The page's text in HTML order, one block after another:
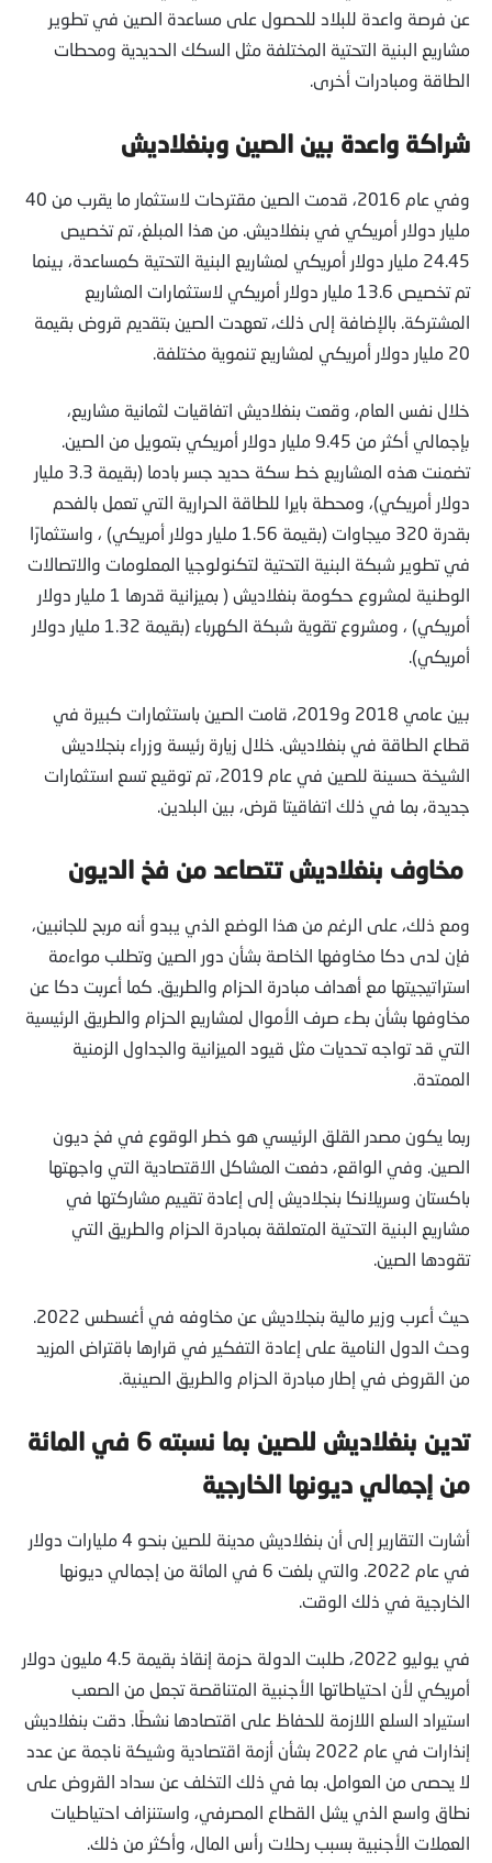
عن فرصة واعدة للبلاد للحصول على مساعدة الصين في تطوير
مشاريع البنية التحتية المختلفة مثل السكك الحديدية ومحطات
الطاقة ومبادرات أخرى.
شراكة واعدة بين الصين وبنغلاديش
وفي عام 2016، قدمت الصين مقترحات لاستثمار ما يقرب من 40
مليار دولار أمريكي في بنغلاديش. من هذا المبلغ، تم تخصيص
24.45 مليار دولار أمريكي لمشاريع البنية التحتية كمساعدة، بينما
تم تخصيص 13.6 مليار دولار أمريكي لاستثمارات المشاريع
المشتركة. بالإضافة إلى ذلك، تعهدت الصين بتقديم قروض بقيمة
20 مليار دولار أمريكي لمشاريع تنموية مختلفة.
خلال نفس العام، وقعت بنغلاديش اتفاقيات لثمانية مشاريع،
بإجمالي أكثر من 9.45 مليار دولار أمريكي بتمويل من الصين.
تضمنت هذه المشاريع خط سكة حديد جسر بادما (بقيمة 3.3 مليار
دولار أمريكي)، ومحطة بايرا للطاقة الحرارية التي تعمل بالفحم
بقدرة 320 ميجاوات (بقيمة 1.56 مليار دولار أمريكي) ، واستثمارًا
في تطوير شبكة البنية التحتية لتكنولوجيا المعلومات والاتصالات
الوطنية لمشروع حكومة بنغلاديش ( بميزانية قدرها 1 مليار دولار
أمريكي) ، ومشروع تقوية شبكة الكهرباء (بقيمة 1.32 مليار دولار
أمريكي).
بين عامي 2018 و2019، قامت الصين باستثمارات كبيرة في
قطاع الطاقة في بنغلاديش. خلال زيارة رئيسة وزراء بنجلاديش
الشيخة حسينة للصين في عام 2019، تم توقيع تسع استثمارات
جديدة، بما في ذلك اتفاقيتا قرض، بين البلدين.
مخاوف بنغلاديش تتصاعد من فخ الديون
ومع ذلك، على الرغم من هذا الوضع الذي يبدو أنه مربح للجانبين،
فإن لدى دكا مخاوفها الخاصة بشأن دور الصين وتطلب مواءمة
استراتيجيتها مع أهداف مبادرة الحزام والطريق. كما أعربت دكا عن
مخاوفها بشأن بطء صرف الأموال لمشاريع الحزام والطريق الرئيسية
التي قد تواجه تحديات مثل قيود الميزانية والجداول الزمنية
الممتدة.
ربما يكون مصدر القلق الرئيسي هو خطر الوقوع في فخ ديون
الصين. وفي الواقع، دفعت المشاكل الاقتصادية التي واجهتها
باكستان وسريلانكا بنجلاديش إلى إعادة تقييم مشاركتها في
مشاريع البنية التحتية المتعلقة بمبادرة الحزام والطريق التي
تقودها الصين.
حيث أعرب وزير مالية بنجلاديش عن مخاوفه في أغسطس 2022.
وحث الدول النامية على إعادة التفكير في قرارها باقتراض المزيد
من القروض في إطار مبادرة الحزام والطريق الصينية.
تدين بنغلاديش للصين بما نسبته
6 في المائة
من إجمالي ديونها الخارجية
أشارت التقارير إلى أن بنغلاديش مدينة للصين بنحو 4 مليارات دولار
في عام 2022. والتي بلغت 6 في المائة من إجمالي ديونها
الخارجية في ذلك الوقت.
في يوليو 2022، طلبت الدولة حزمة إنقاذ بقيمة 4.5 مليون دولار
أمريكي لأن احتياطاتها الأجنبية المتناقصة تجعل من الصعب
استيراد السلع اللازمة للحفاظ على اقتصادها نشطًا. دقت بنغلاديش
إنذارات في عام 2022 بشأن أزمة اقتصادية وشيكة ناجمة عن عدد
لا يحصى من العوامل. بما في ذلك التخلف عن سداد القروض على
نطاق واسع الذي يشل القطاع المصرفي، واستنزاف احتياطيات
العملات الأجنبية بسبب رحلات رأس المال، وأكثر من ذلك.